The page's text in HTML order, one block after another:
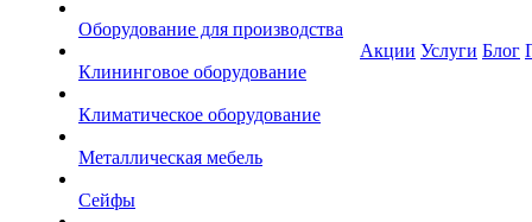
Оборудование для производства
Клининговое оборудование
Климатическое оборудование
Металлическая мебель
Сейфы
Акции Услуги Блог